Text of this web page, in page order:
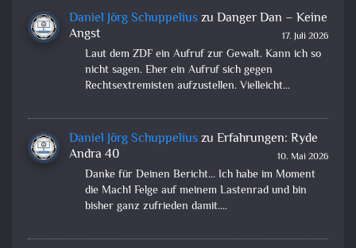
Daniel Jörg Schuppeliuszu Danger Dan – Keine
Angst
17. Juli 2026
Laut dem ZDF ein Aufruf zur Gewalt. Kann ich so
nicht sagen. Eher ein Aufruf sich gegen
Rechtsextremisten aufzustellen. Vielleicht…
Daniel Jörg Schuppeliuszu Erfahrungen: Ryde
Andra 40
10. Mai 2026
Danke für Deinen Bericht... Ich habe im Moment
die Mach1 Felge auf meinem Lastenrad und bin
bisher ganz zufrieden damit.…